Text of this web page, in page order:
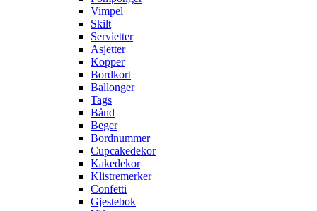
Vimpel
Skilt
Servietter
Asjetter
Kopper
Bordkort
Ballonger
Tags
Bånd
Beger
Bordnummer
Cupcakedekor
Kakedekor
Klistremerker
Confetti
Gjestebok